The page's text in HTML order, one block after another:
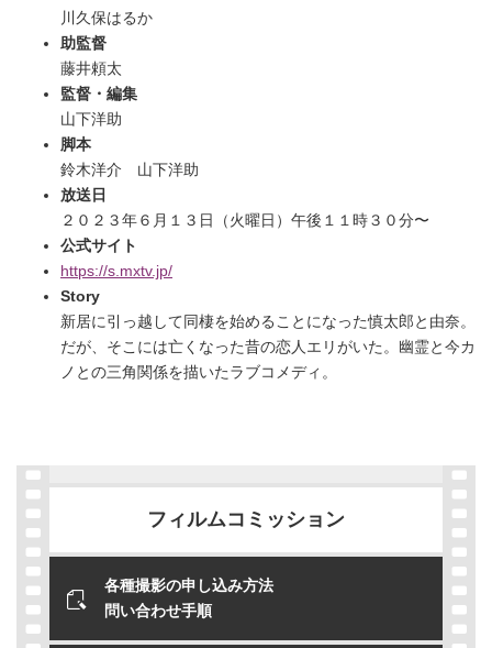
川久保はるか
助監督
藤井頼太
監督・編集
山下洋助
脚本
鈴木洋介 山下洋助
放送日
２０２３年６月１３日（火曜日）午後１１時３０分〜
公式サイト
https://s.mxtv.jp/
Story
新居に引っ越して同棲を始めることになった慎太郎と由奈。
だが、そこには亡くなった昔の恋人エリがいた。幽霊と今カ
ノとの三角関係を描いたラブコメディ。
フィルムコミッション
各種撮影の申し込み方法
問い合わせ手順